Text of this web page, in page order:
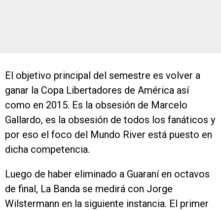
El objetivo principal del semestre es volver a
ganar la Copa Libertadores de América así
como en 2015. Es la obsesión de Marcelo
Gallardo, es la obsesión de todos los fanáticos y
por eso el foco del Mundo River está puesto en
dicha competencia.
Luego de haber eliminado a Guaraní en octavos
de final, La Banda se medirá con Jorge
Wilstermann en la siguiente instancia. El primer